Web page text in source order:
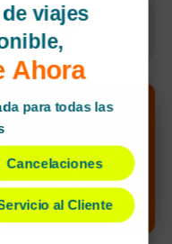
precio más bajo
de tu búsqueda
¡Llamar ahora!
viajes
Ahora
para todas las
Cancelaciones
al Cliente